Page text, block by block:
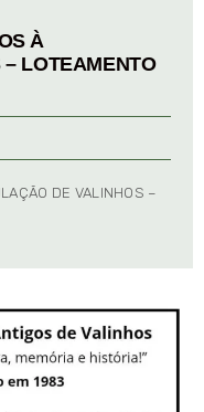
À
LOTEAMENTO
DE VALINHOS –